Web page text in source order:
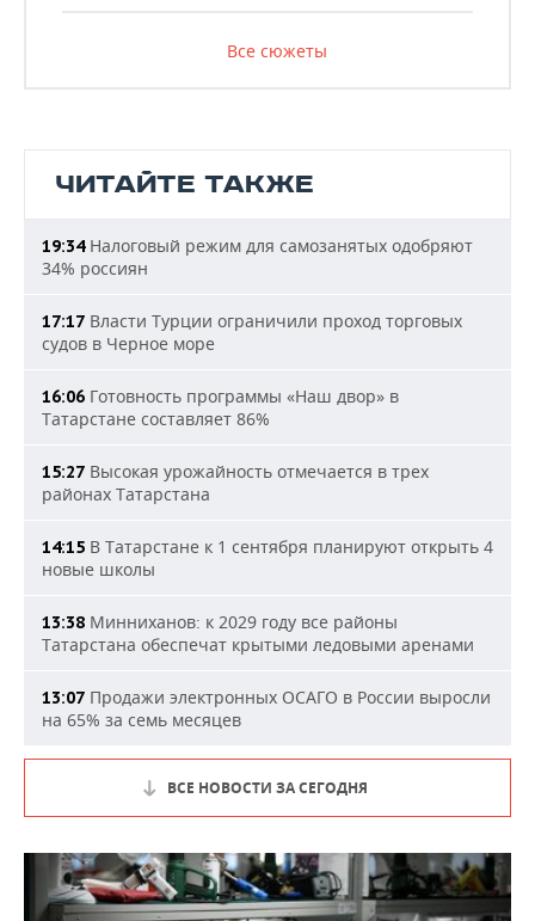
Все сюжеты
ЧИТАЙТЕ ТАКЖЕ
19:34Налоговый режим для самозанятых одобряют
34% россиян
17:17 Власти Турции ограничили проход торговых
судов в Черное море
16:06 Готовность программы «Наш двор» в
Татарстане составляет 86%
15:27 Высокая урожайность отмечается в трех
районах Татарстана
14:15 В Татарстане к 1 сентября планируют открыть 4
новые школы
13:38 Минниханов: к 2029 году все районы
Татарстана обеспечат крытыми ледовыми аренами
13:07 Продажи электронных ОСАГО в России выросли
на 65% за семь месяцев
ВСЕ НОВОСТИ ЗА СЕГОДНЯ